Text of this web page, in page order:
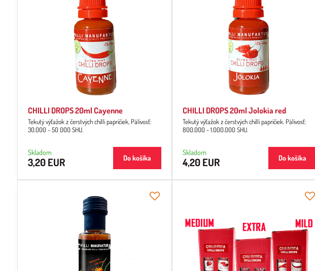
CHILLI DROPS 20ml Cayenne
Tekutý výťažok z čerstvých chilli papričiek, Pálivosť:
30.000 - 50 000 SHU.
Skladom
3,20 EUR Do košíka
CHILLI DROPS 20ml Jolokia red
Tekutý výťažok z čerstvých chilli papričiek. Pálivosť:
800.000 - 1.000.000 SHU.
Skladom
4,20 EUR Do košíka